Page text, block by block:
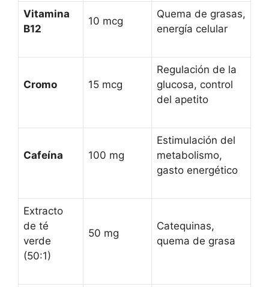
Vitamina
B12
10 mcg
Quema de grasas,
energía celular
Cromo 15 mcg
Regulación de la
glucosa, control
del apetito
Cafeína 100 mg
Estimulación del
metabolismo,
gasto energético
Extracto
de té
verde
(50:1)
50 mg
Catequinas,
quema de grasa